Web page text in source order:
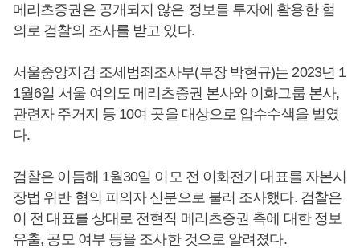
메리츠증권은 공개되지 않은 정보를 투자에 활용한 혐
의로 검찰의 조사를 받고 있다.
서울중앙지검 조세범죄조사부(부장 박현규)는 2023년 1
1월6일 서울 여의도 메리츠증권 본사와 이화그룹 본사,
관련자 주거지 등 10여 곳을 대상으로 압수수색을 벌였
다.
검찰은 이듬해 1월30일 이모 전 이화전기 대표를 자본시
장법 위반 혐의 피의자 신분으로 불러 조사했다. 검찰은
이 전 대표를 상대로 전현직 메리츠증권 측에 대한 정보
유출, 공모 여부 등을 조사한 것으로 알려졌다.